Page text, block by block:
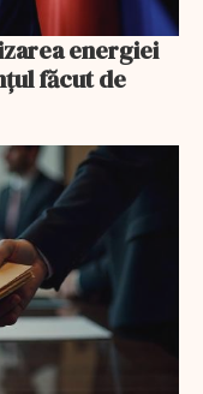
energiei
făcut de